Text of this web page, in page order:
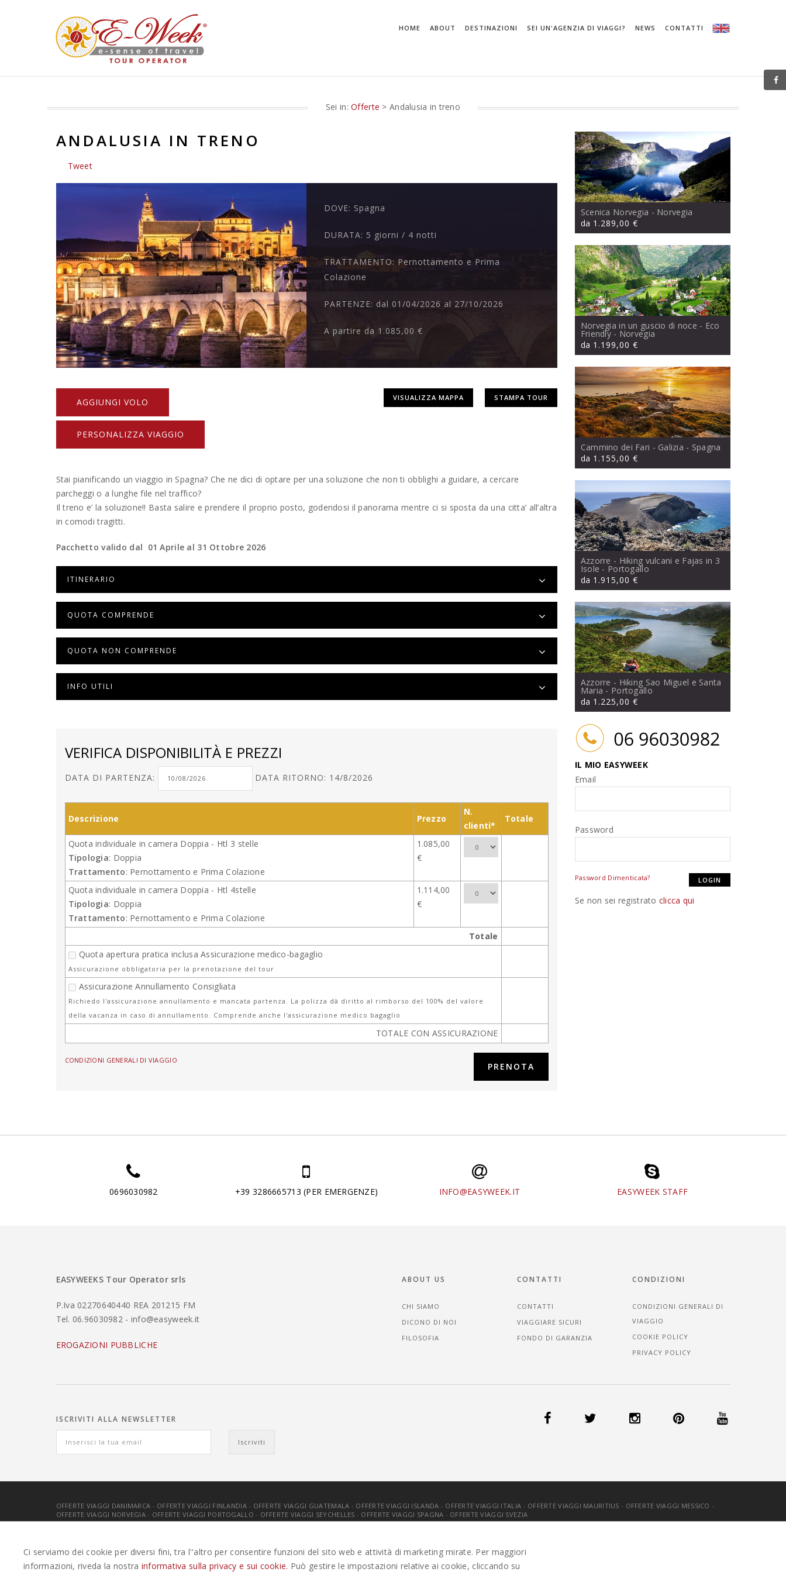
HOME ABOUT DESTINAZIONI SEI UN'AGENZIA DI VIAGGI? NEWS CONTATTI
Sei in:Offerte > Andalusia in treno
ANDALUSIA IN TRENO
Tweet
DOVE: Spagna
DURATA: 5 giorni / 4 notti
TRATTAMENTO: Pernottamento e Prima
Colazione
PARTENZE: dal 01/04/2026 al 27/10/2026
A partire da 1.085,00 €
AGGIUNGI VOLO
PERSONALIZZA VIAGGIO
VISUALIZZA MAPPA STAMPA TOUR
Stai pianificando un viaggio in Spagna? Che ne dici di optare per una soluzione che non ti obblighi a guidare, a cercare
parcheggi o a lunghe file nel traffico?
Il treno e’ la soluzione!! Basta salire e prendere il proprio posto, godendosi il panorama mentre ci si sposta da una citta’ all’altra
in comodi tragitti.
Pacchetto valido dal 01 Aprile al 31 Ottobre 2026
ITINERARIO
QUOTA COMPRENDE
QUOTA NON COMPRENDE
INFO UTILI
VERIFICA DISPONIBILITÀ E PREZZI
DATA DI PARTENZA: DATA RITORNO: 14/8/2026
Descrizione Prezzo
N.
clienti*
Totale
Quota individuale in camera Doppia - Htl 3 stelle
Tipologia: Doppia
Trattamento: Pernottamento e Prima Colazione
1.085,00
€
Quota individuale in camera Doppia - Htl 4stelle
Tipologia: Doppia
Trattamento: Pernottamento e Prima Colazione
1.114,00
€
Totale
Quota apertura pratica inclusa Assicurazione medico-bagaglio
Assicurazione obbligatoria per la prenotazione del tour
Assicurazione Annullamento Consigliata
Richiedo l'assicurazione annullamento e mancata partenza. La polizza dà diritto al rimborso del 100% del valore
della vacanza in caso di annullamento. Comprende anche l'assicurazione medico bagaglio
TOTALE CON ASSICURAZIONE
CONDIZIONI GENERALI DI VIAGGIO
Scenica Norvegia - Norvegia
da 1.289,00 €
Norvegia in un guscio di noce - Eco
Friendly - Norvegia
da 1.199,00 €
Cammino dei Fari - Galizia - Spagna
da 1.155,00 €
Azzorre - Hiking vulcani e Fajas in 3
Isole - Portogallo
da 1.915,00 €
Azzorre - Hiking Sao Miguel e Santa
Maria - Portogallo
da 1.225,00 €
IL MIO EASYWEEK
Email
Password
Password Dimenticata?
Se non sei registrato clicca qui
0696030982 +39 3286665713 (PER EMERGENZE) INFO@EASYWEEK.IT EASYWEEK STAFF
EASYWEEKS Tour Operator srls
P.Iva 02270640440 REA 201215 FM
Tel. 06.96030982 - info@easyweek.it
EROGAZIONI PUBBLICHE
ABOUT US
CHI SIAMO
DICONO DI NOI
FILOSOFIA
CONTATTI
CONTATTI
VIAGGIARE SICURI
FONDO DI GARANZIA
CONDIZIONI
CONDIZIONI GENERALI DI
VIAGGIO
COOKIE POLICY
PRIVACY POLICY
ISCRIVITI ALLA NEWSLETTER
OFFERTE VIAGGI DANIMARCA - OFFERTE VIAGGI FINLANDIA- OFFERTE VIAGGI GUATEMALA - OFFERTE VIAGGI ISLANDA - OFFERTE VIAGGI ITALIA - OFFERTE VIAGGI MAURITIUS - OFFERTE VIAGGI MESSICO -
OFFERTE VIAGGI NORVEGIA- OFFERTE VIAGGI PORTOGALLO - OFFERTE VIAGGI SEYCHELLES - OFFERTE VIAGGI SPAGNA - OFFERTE VIAGGI SVEZIA
Ci serviamo dei cookie per diversi fini, tra l''altro per consentire funzioni del sito web e attività di marketing mirate. Per maggiori
informazioni, riveda la nostra informativa sulla privacy e sui cookie. Può gestire le impostazioni relative ai cookie, cliccando su